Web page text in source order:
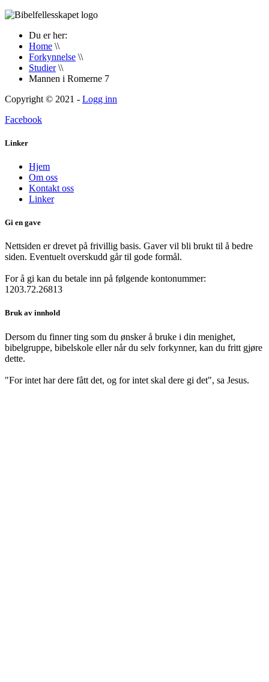
Du er her:
Home \\
Forkynnelse \\
Studier \\
Mannen i Romerne 7
Copyright © 2021 - Logg inn
Facebook
Linker
Hjem
Om oss
Kontakt oss
Linker
Gi en gave
Nettsiden er drevet på frivillig basis. Gaver vil bli brukt til å bedre
siden. Eventuelt overskudd går til gode formål.
For å gi kan du betale inn på følgende kontonummer:
1203.72.26813
Bruk av innhold
Dersom du finner ting som du ønsker å bruke i din menighet,
bibelgruppe, bibelskole eller når du selv forkynner, kan du fritt gjøre
dette.
"For intet har dere fått det, og for intet skal dere gi det", sa Jesus.